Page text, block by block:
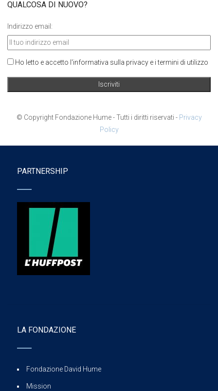
QUALCOSA DI NUOVO?
Indirizzo email:
Ho letto e accetto l'informativa sulla privacy e i termini di utilizzo
© Copyright Fondazione Hume - Tutti i diritti riservati - Privacy
Policy
PARTNERSHIP
LA FONDAZIONE
Fondazione David Hume
Mission